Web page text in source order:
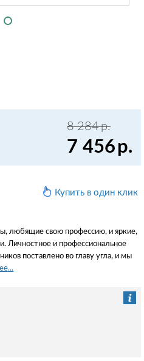
8 284р.
7 456р.
Купить в один клик
любящие свою профессию, и яркие,
Личностное и профессиональное
поставлено во главу угла, и мы